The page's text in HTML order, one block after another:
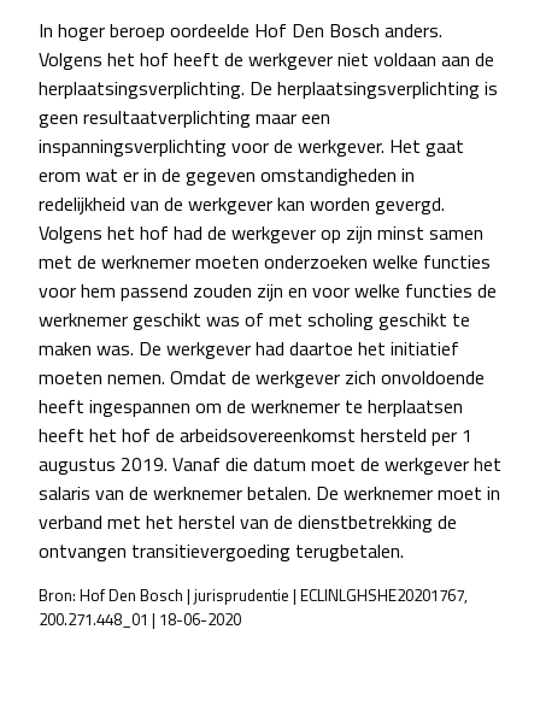
In hoger beroep oordeelde Hof Den Bosch anders.
Volgens het hof heeft de werkgever niet voldaan aan de
herplaatsingsverplichting. De herplaatsingsverplichting is
geen resultaatverplichting maar een
inspanningsverplichting voor de werkgever. Het gaat
erom wat er in de gegeven omstandigheden in
redelijkheid van de werkgever kan worden gevergd.
Volgens het hof had de werkgever op zijn minst samen
met de werknemer moeten onderzoeken welke functies
voor hem passend zouden zijn en voor welke functies de
werknemer geschikt was of met scholing geschikt te
maken was. De werkgever had daartoe het initiatief
moeten nemen. Omdat de werkgever zich onvoldoende
heeft ingespannen om de werknemer te herplaatsen
heeft het hof de arbeidsovereenkomst hersteld per 1
augustus 2019. Vanaf die datum moet de werkgever het
salaris van de werknemer betalen. De werknemer moet in
verband met het herstel van de dienstbetrekking de
ontvangen transitievergoeding terugbetalen.
Bron: Hof Den Bosch | jurisprudentie | ECLINLGHSHE20201767,
200.271.448_01 | 18-06-2020